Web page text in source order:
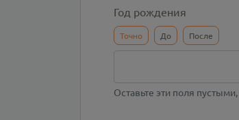
Год рождения
Точно До После
Оставьте эти поля